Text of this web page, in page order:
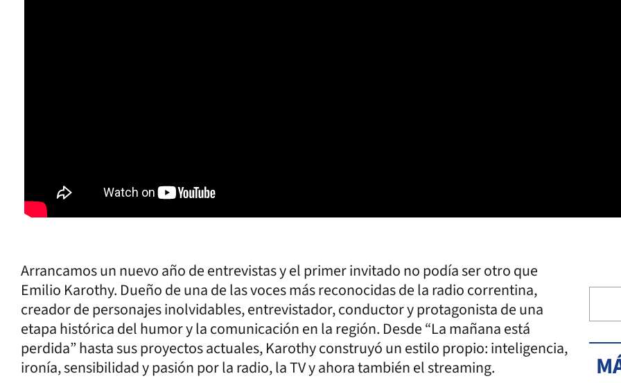
Arrancamos un nuevo año de entrevistas y el primer invitado no podía ser otro que
Emilio Karothy. Dueño de una de las voces más reconocidas de la radio correntina,
creador de personajes inolvidables, entrevistador, conductor y protagonista de una
etapa histórica del humor y la comunicación en la región. Desde “La mañana está
perdida” hasta sus proyectos actuales, Karothy construyó un estilo propio: inteligencia,
ironía, sensibilidad y pasión por la radio, la TV y ahora también el streaming.